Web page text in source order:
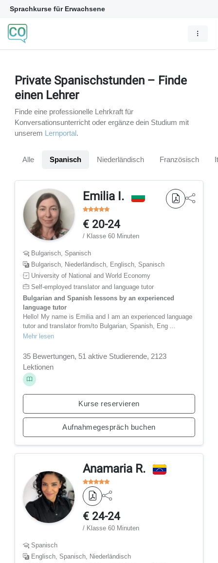
Sprachkurse für Erwachsene
Private Spanischstunden – Finde
einen Lehrer
Finde eine professionelle Lehrkraft für
Konversationsunterricht oder ergänze dein Studium mit
unserem Lernportal.
Alle Spanisch Niederländisch Französisch
Emilia I.
€ 20-24
/ Klasse 60 Minuten
Bulgarisch, Spanisch
Bulgarisch, Niederländisch, Englisch, Spanisch
University of National and World Economy
Self-employed translator and language tutor
Bulgarian and Spanish lessons by an experienced
language tutor
Hello! My name is Emilia and I am an experienced language
tutor and translator from/to Bulgarian, Spanish, Eng ...
Mehr lesen
35 Bewertungen, 51 aktive Studierende, 2123
Lektionen
Kurse reservieren
Aufnahmegespräch buchen
Anamaria R.
€ 24-24
/ Klasse 60 Minuten
Spanisch
Englisch, Spanisch, Niederländisch